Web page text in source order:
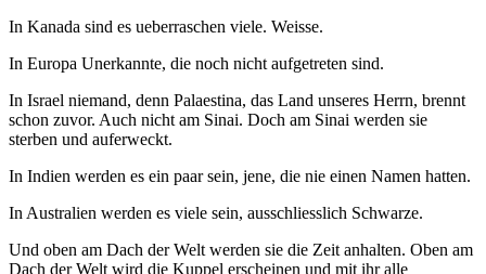
In Kanada sind es ueberraschen viele. Weisse.
In Europa Unerkannte, die noch nicht aufgetreten sind.
In Israel niemand, denn Palaestina, das Land unseres Herrn, brennt
schon zuvor. Auch nicht am Sinai. Doch am Sinai werden sie
sterben und auferweckt.
In Indien werden es ein paar sein, jene, die nie einen Namen hatten.
In Australien werden es viele sein, ausschliesslich Schwarze.
Und oben am Dach der Welt werden sie die Zeit anhalten. Oben am
Dach der Welt wird die Kuppel erscheinen und mit ihr alle